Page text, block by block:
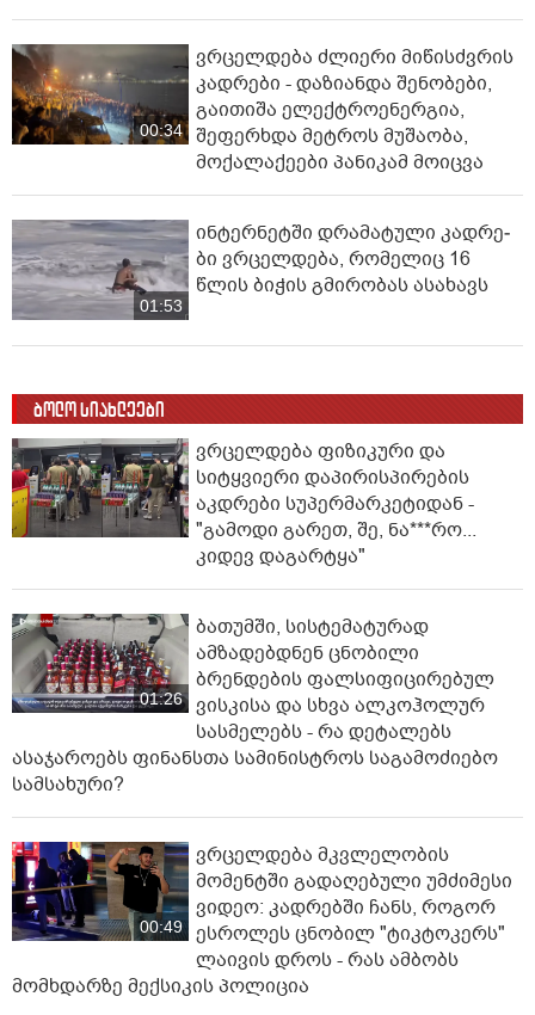
00:34
ვრცელდება ძლიერი მიწისძვრის
კადრები - დაზიანდა შენობები,
გაითიშა ელექტროენერგია,
შეფერხდა მეტროს მუშაობა,
მოქალაქეები პანიკამ მოიცვა
01:53
ინ­ტერ­ნეტ­ში დრა­მა­ტუ­ლი კად­რე­
ბი ვრცელდება, რომელიც 16
წლის ბიჭის გმირობას ასახავს
ბოლო სიახლეები
ვრცელდება ფიზიკური და
სიტყვიერი დაპირისპირების
აკდრები სუპერმარკეტიდან -
"გამოდი გარეთ, შე, ნა***რო...
კიდევ დაგარტყა"
01:26
ბათუმში, სისტემატურად
ამზადებდნენ ცნობილი
ბრენდების ფალსიფიცირებულ
ვისკისა და სხვა ალკოჰოლურ
სასმელებს - რა დეტალებს
ასაჯაროებს ფინანსთა სამინისტროს საგამოძიებო
სამსახური?
00:49
ვრცელდება მკვლელობის
მომენტში გადაღებული უმძიმესი
ვიდეო: კადრებში ჩანს, როგორ
ესროლეს ცნობილ "ტიკტოკერს"
ლაივის დროს - რას ამბობს
მომხდარზე მექსიკის პოლიცია